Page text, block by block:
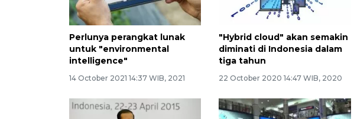
Perlunya perangkat lunak
untuk "environmental
intelligence"
14 October 2021 14:37 WIB, 2021
"Hybrid cloud" akan semakin
diminati di Indonesia dalam
tiga tahun
22 October 2020 14:47 WIB, 2020